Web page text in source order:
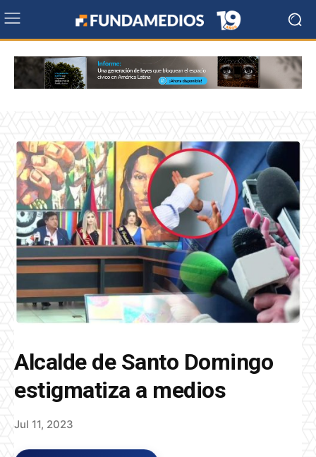
Alcalde de Santo Domingo
estigmatiza a medios
Jul 11, 2023